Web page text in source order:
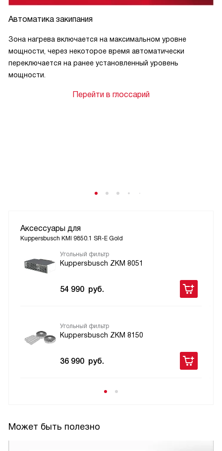
Автоматика закипания
Зона нагрева включается на максимальном уровне
мощности, через некоторое время автоматически
переключается на ранее установленный уровень
мощности.
Перейти в глоссарий
Аксессуары для
Kuppersbusch KMI 9850.1 SR-E Gold
Угольный фильтр
Kuppersbusch ZKM 8051
54 990 руб.
Угольный фильтр
Kuppersbusch ZKM 8150
36 990 руб.
Может быть полезно